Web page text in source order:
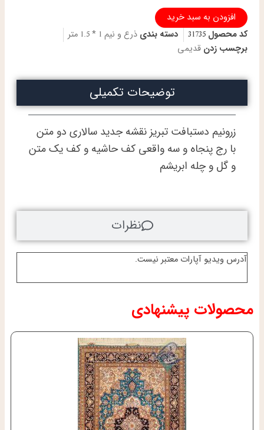
نیم
دستباف
تبریز
سالاری
کف
پنجاه
عدد
افزودن به سبد خرید
کد محصول 31735 دسته بندی ذرع و نیم 1 * 1.5 متر
برچسب زدن قدیمی
آدرس ویدیو آپارات معتبر نیست.
توضیحات تکمیلی
نظرات
زرونیم دستبافت تبریز نقشه جدید سالاری دو متن
با رج پنجاه و سه واقعی کف حاشیه و کف یک متن
و گل و چله ابریشم
محصولات پیشنهادی